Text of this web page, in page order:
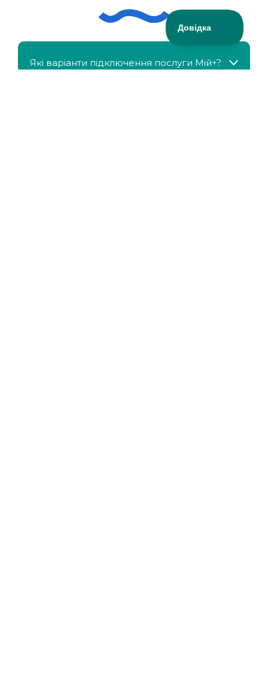
Які варіанти підключення послуги Мій+?